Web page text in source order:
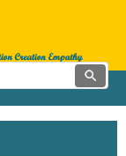
搜
尋